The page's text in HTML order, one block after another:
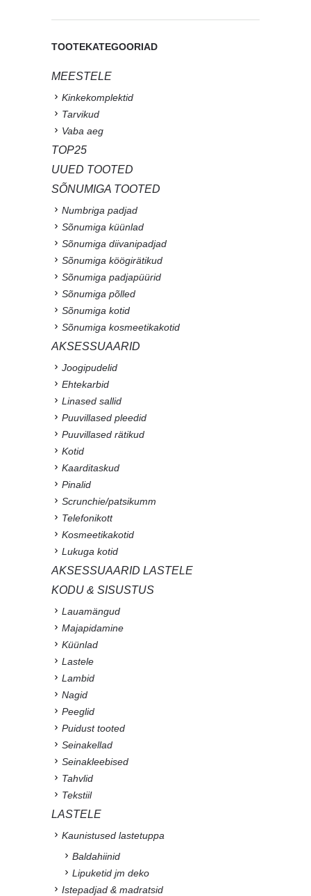
TOOTEKATEGOORIAD
MEESTELE
Kinkekomplektid
Tarvikud
Vaba aeg
TOP25
UUED TOOTED
SÕNUMIGA TOOTED
Numbriga padjad
Sõnumiga küünlad
Sõnumiga diivanipadjad
Sõnumiga köögirätikud
Sõnumiga padjapüürid
Sõnumiga põlled
Sõnumiga kotid
Sõnumiga kosmeetikakotid
AKSESSUAARID
Joogipudelid
Ehtekarbid
Linased sallid
Puuvillased pleedid
Puuvillased rätikud
Kotid
Kaarditaskud
Pinalid
Scrunchie/patsikumm
Telefonikott
Kosmeetikakotid
Lukuga kotid
AKSESSUAARID LASTELE
KODU & SISUSTUS
Lauamängud
Majapidamine
Küünlad
Lastele
Lambid
Nagid
Peeglid
Puidust tooted
Seinakellad
Seinakleebised
Tahvlid
Tekstiil
LASTELE
Kaunistused lastetuppa
Baldahiinid
Lipuketid jm deko
Istepadjad & madratsid